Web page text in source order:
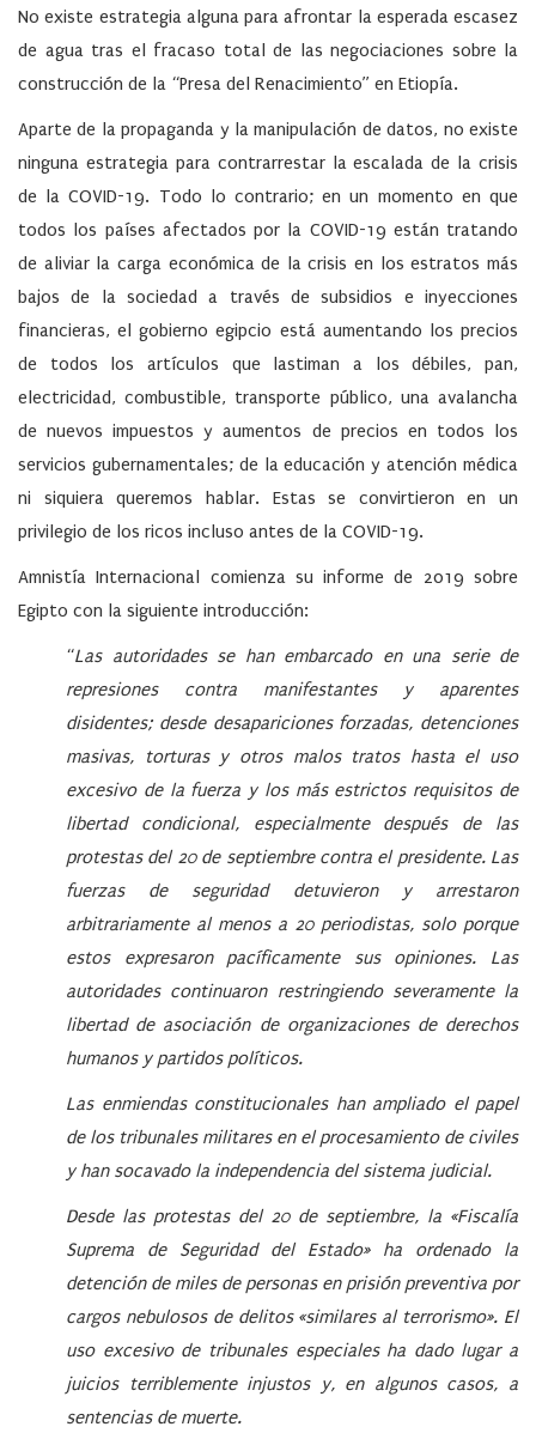
No existe estrategia alguna para afrontar la esperada escasez
de agua tras el fracaso total de las negociaciones sobre la
construcción de la “Presa del Renacimiento” en Etiopía.
Aparte de la propaganda y la manipulación de datos, no existe
ninguna estrategia para contrarrestar la escalada de la crisis
de la COVID-19. Todo lo contrario; en un momento en que
todos los países afectados por la COVID-19 están tratando
de aliviar la carga económica de la crisis en los estratos más
bajos de la sociedad a través de subsidios e inyecciones
financieras, el gobierno egipcio está aumentando los precios
de todos los artículos que lastiman a los débiles, pan,
electricidad, combustible, transporte público, una avalancha
de nuevos impuestos y aumentos de precios en todos los
servicios gubernamentales; de la educación y atención médica
ni siquiera queremos hablar. Estas se convirtieron en un
privilegio de los ricos incluso antes de la COVID-19.
Amnistía Internacional comienza su informe de 2019 sobre
Egipto con la siguiente introducción:
“Las autoridades se han embarcado en una serie de
represiones contra manifestantes y aparentes
disidentes; desde desapariciones forzadas, detenciones
masivas, torturas y otros malos tratos hasta el uso
excesivo de la fuerza y los más estrictos requisitos de
libertad condicional, especialmente después de las
protestas del 20 de septiembre contra el presidente. Las
fuerzas de seguridad detuvieron y arrestaron
arbitrariamente al menos a 20 periodistas, solo porque
estos expresaron pacíficamente sus opiniones. Las
autoridades continuaron restringiendo severamente la
libertad de asociación de organizaciones de derechos
humanos y partidos políticos.
Las enmiendas constitucionales han ampliado el papel
de los tribunales militares en el procesamiento de civiles
y han socavado la independencia del sistema judicial.
Desde las protestas del 20 de septiembre, la «Fiscalía
Suprema de Seguridad del Estado» ha ordenado la
detención de miles de personas en prisión preventiva por
cargos nebulosos de delitos «similares al terrorismo». El
uso excesivo de tribunales especiales ha dado lugar a
juicios terriblemente injustos y, en algunos casos, a
sentencias de muerte.